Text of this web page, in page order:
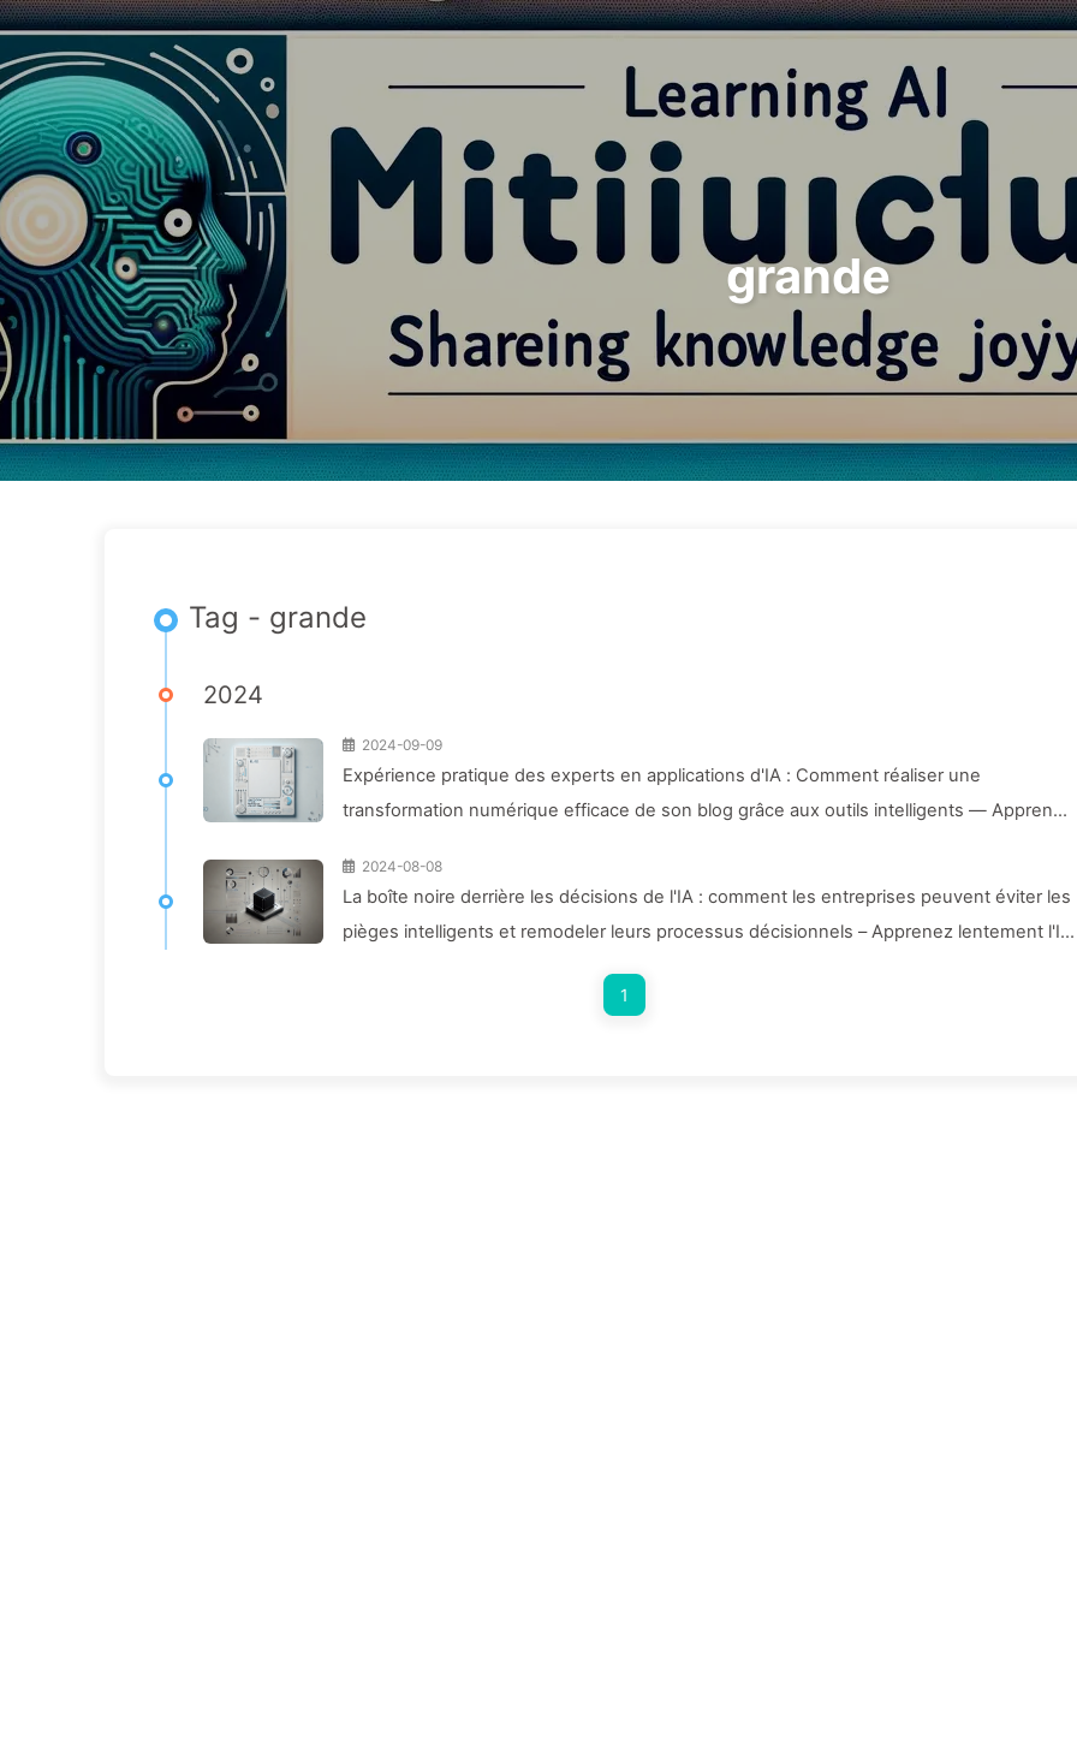
Le Chemin vers la Transformation par l'IA Rechercher Accueil Archives
grande
Tag - grande
2024
2024-09-09
Expérience pratique des experts en applications d'IA : Comment réaliser une
transformation numérique efficace de son blog grâce aux outils intelligents — Apprends
2024-08-08
La boîte noire derrière les décisions de l'IA : comment les entreprises peuvent éviter les
pièges intelligents et remodeler leurs processus décisionnels – Apprenez lentement l'IA
1